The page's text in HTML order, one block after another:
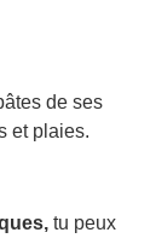
de ses
et plaies.
tu peux